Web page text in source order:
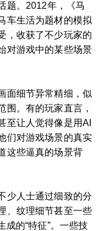
题。2012年，《马
车生活为题材的模拟
，收获了不少玩家的
对游戏中的某些场景
面细节异常精细，似
围。有的玩家直言，
至让人觉得像是用AI
们对游戏场景的真实
这些逼真的场景背
少人士通过细致的分
、纹理细节甚至一些
的“特征”。一些技